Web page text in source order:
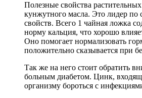
Полезные свойства растительных
кунжутного масла. Это лидер
свойств. Всего 1 чайная ложка
норму кальция, что хорошо
Оно помогает нормализовать
положительно сказывается при
Так же на него стоит обратить
больным диабетом. Цинк,
организму бороться с